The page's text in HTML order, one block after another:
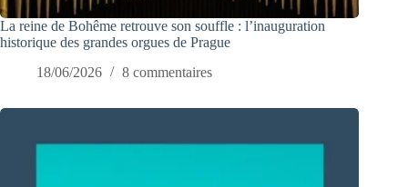
La reine de Bohême retrouve son souffle : l’inauguration
historique des grandes orgues de Prague
18/06/2026
8 commentaires